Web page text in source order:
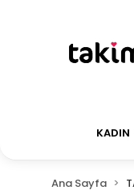
KADIN
Ana Sayfa